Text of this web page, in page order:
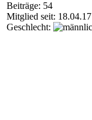
Beiträge: 54
Mitglied seit: 18.04.17
Geschlecht: